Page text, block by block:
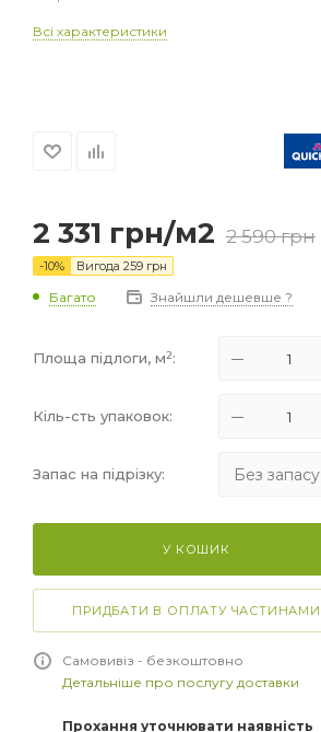
Всі характеристики
2 331 грн/м2 2 590грн
-10% Вигода 259 грн
Багато Знайшли дешевше ?
Площа підлоги, м2:
Кіль-сть упаковок:
Запас на підрізку: Без запасу
+10%
+15%
У КОШИК
ПРИДБАТИ В ОПЛАТУ ЧАСТИНАМИ
Самовивіз - безкоштовно
Детальніше про послугу доставки
Прохання уточнювати наявність